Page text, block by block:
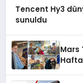
Tencent Hy3
sunuldu
Mars